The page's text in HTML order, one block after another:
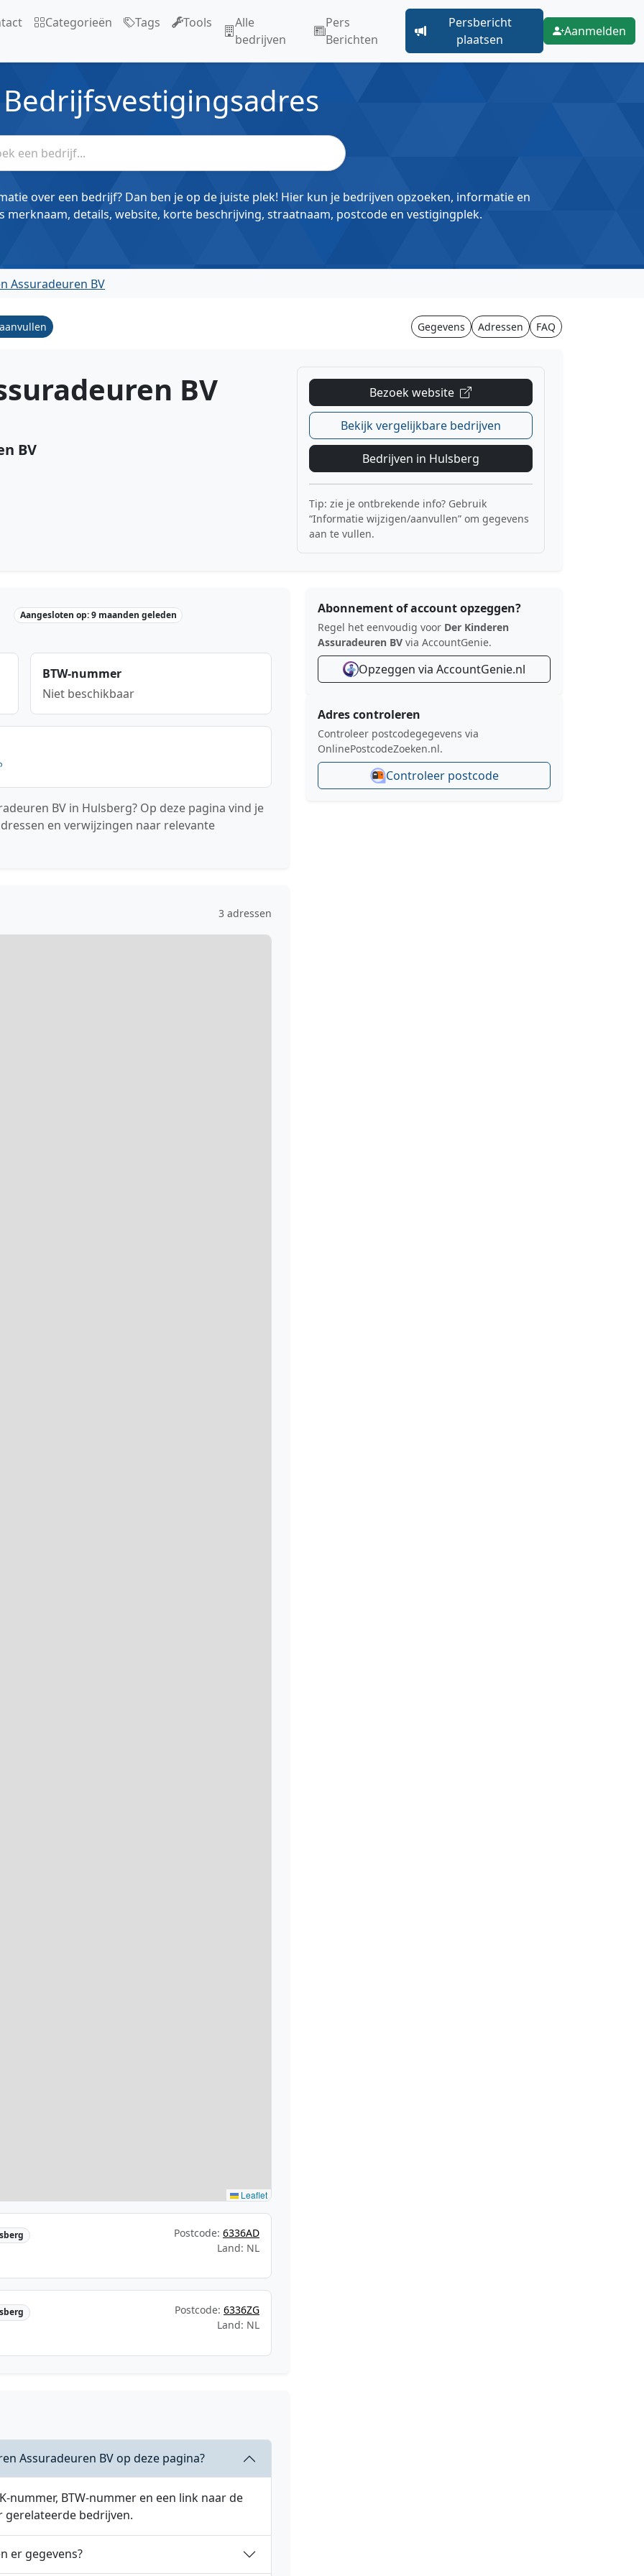
Categorieën Tags Tools
Alle
bedrijven
Pers
Berichten
Persbericht
plaatsen
Aanmelden
Bedrijfsvestigingsadres
over een bedrijf? Dan ben je op de juiste plek! Hier kun je bedrijven opzoeken, informatie en
merknaam, details, website, korte beschrijving, straatnaam, postcode en vestigingplek.
Assuradeuren BV
Gegevens Adressen FAQ
BV
BV
Bezoek website
Bekijk vergelijkbare bedrijven
Bedrijven in Hulsberg
Tip: zie je ontbrekende info? Gebruik
“Informatie wijzigen/aanvullen” om gegevens
aan te vullen.
Aangesloten op: 9 maanden geleden
BTW-nummer
Niet beschikbaar
BV in Hulsberg? Op deze pagina vind je
en verwijzingen naar relevante
3 adressen
Leaflet
Postcode: 6336AD
Land: NL
Postcode: 6336ZG
Land: NL
Assuradeuren BV op deze pagina?
nummer, BTW-nummer en een link naar de
gerelateerde bedrijven.
er gegevens?
Abonnement of account opzeggen?
Regel het eenvoudig voor Der Kinderen
Assuradeuren BV via AccountGenie.
Opzeggen via AccountGenie.nl
Adres controleren
Controleer postcodegegevens via
OnlinePostcodeZoeken.nl.
Controleer postcode